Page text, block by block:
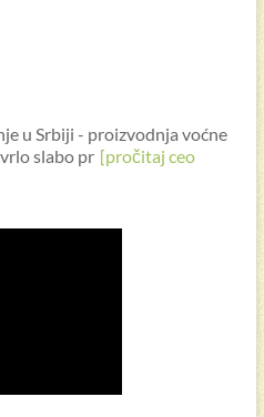
u Srbiji - proizvodnja voćne
slabo pr [pročitaj ceo